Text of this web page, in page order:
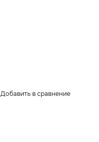
Добавить в сравнение